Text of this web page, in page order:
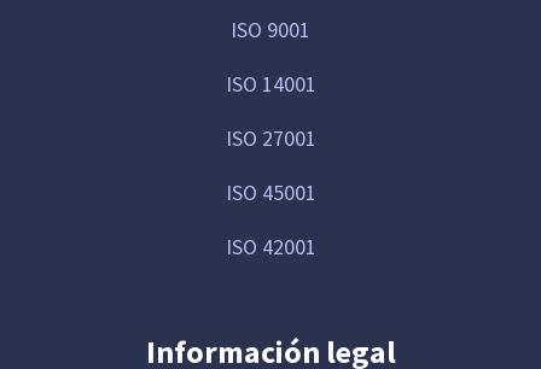
ISO 9001
ISO 14001
ISO 27001
ISO 45001
ISO 42001
Información legal